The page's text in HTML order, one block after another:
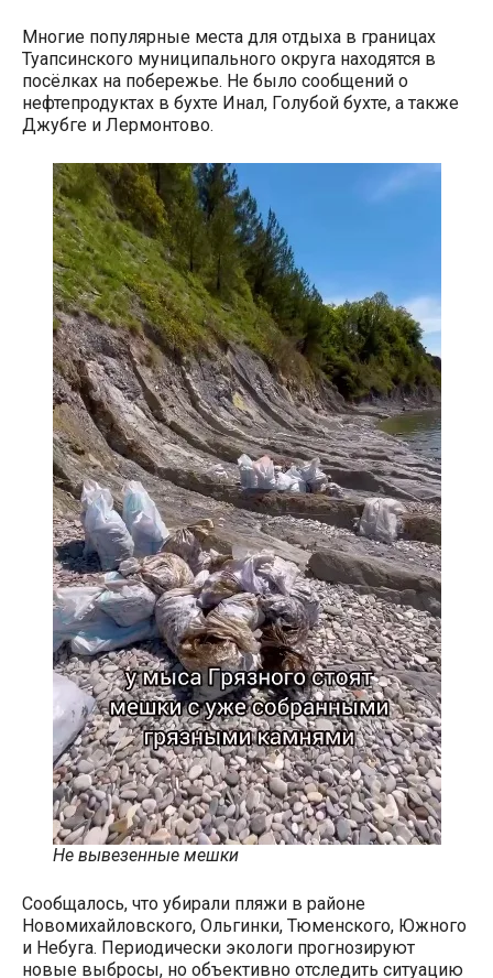
Многие популярные места для отдыха в границах
Туапсинского муниципального округа находятся в
посёлках на побережье. Не было сообщений о
нефтепродуктах в бухте Инал, Голубой бухте, а также
Джубге и Лермонтово.
Не вывезенные мешки
Сообщалось, что убирали пляжи в районе
Новомихайловского, Ольгинки, Тюменского, Южного
и Небуга. Периодически экологи прогнозируют
новые выбросы, но объективно отследить ситуацию